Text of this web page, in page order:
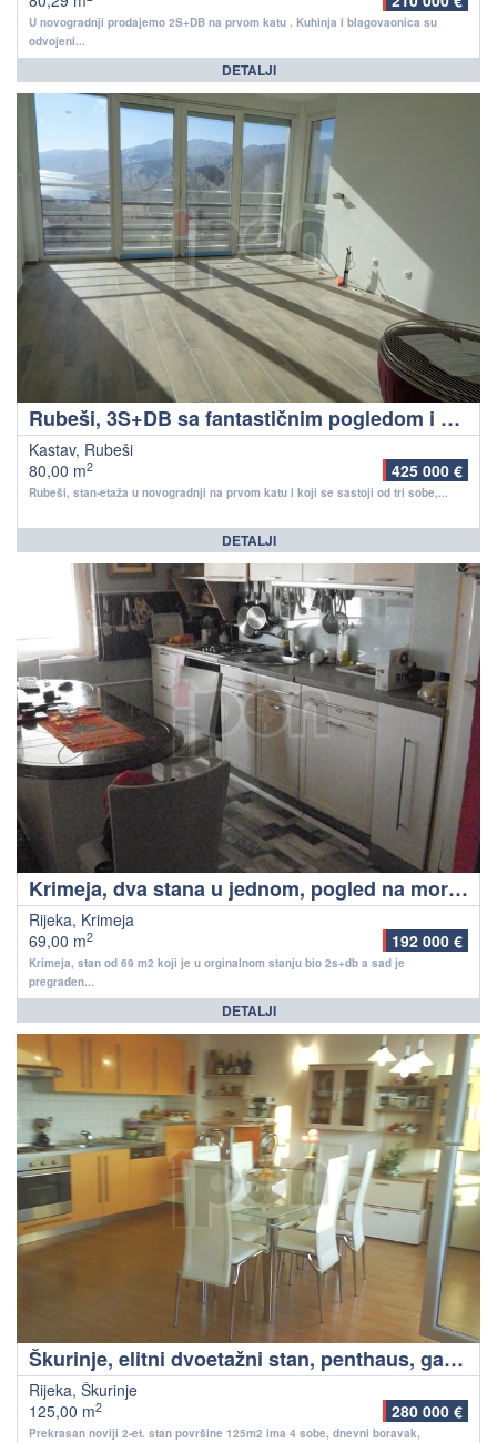
U novogradnji prodajemo 2S+DB na prvom katu . Kuhinja i blagovaonica su
odvojeni...
DETALJI
Rubeši, 3S+DB sa fantastičnim pogledom i okućnicom. Dovršen kompletno+kuhinja
Kastav, Rubeši
80,00 m2 425 000 €
Rubeši, stan-etaža u novogradnji na prvom katu i koji se sastoji od tri sobe,...
DETALJI
Krimeja, dva stana u jednom, pogled na more! Etažno grijanje !
Rijeka, Krimeja
69,00 m2 192 000 €
Krimeja, stan od 69 m2 koji je u orginalnom stanju bio 2s+db a sad je
pregrađen...
DETALJI
Škurinje, elitni dvoetažni stan, penthaus, garažno mjesto, lijep pogled na more
Rijeka, Škurinje
125,00 m2 280 000 €
Prekrasan noviji 2-et. stan površine 125m2 ima 4 sobe, dnevni boravak,